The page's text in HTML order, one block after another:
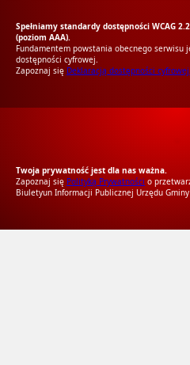
Spełniamy standardy dostępności WCAG
(poziom AAA).
Fundamentem powstania obecnego serwisu
dostępności cyfrowej.
Zapoznaj się Deklaracją dostępności cyfrowej.
Twoja prywatność jest dla nas ważna.
Zapoznaj się Polityką Prywatności o
Biuletyun Informacji Publicznej Urzędu Gminy